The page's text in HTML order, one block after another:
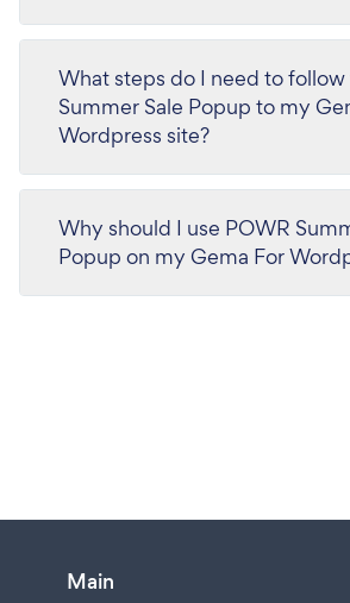
What steps do I need to
Summer Sale Popup to my
Wordpress site?
Why should I use POWR
Popup on my Gema For
Main